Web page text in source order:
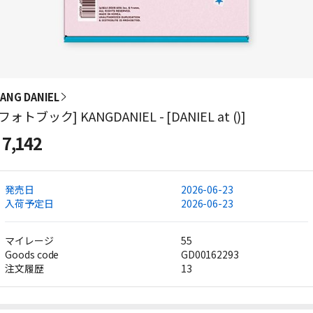
DANIEL
ォトブック] KANGDANIEL - [DANIEL at (ㅤㅤㅤ)]
7,142
発売日
2026-06-23
入荷予定日
2026-06-23
マイレージ
55
Goods code
GD00162293
注文履歴
13